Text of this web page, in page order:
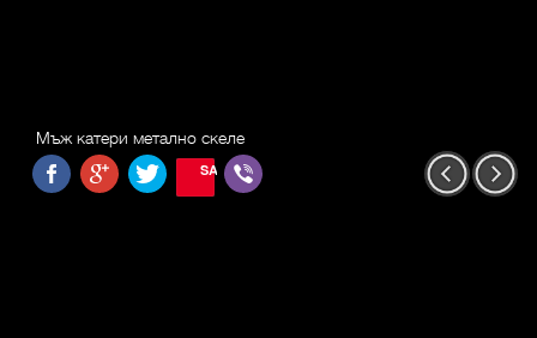
Мъж катери метално скеле
SAVE